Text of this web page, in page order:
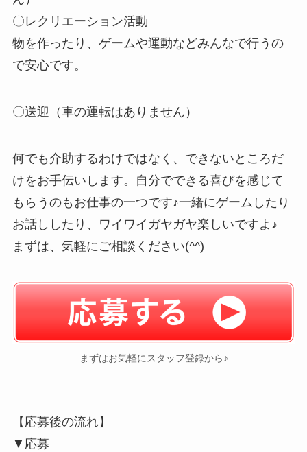
〇レクリエーション活動
物を作ったり、ゲームや運動などみんなで行うの
で安心です。
〇送迎（車の運転はありません）
何でも介助するわけではなく、できないところだ
けをお手伝いします。自分でできる喜びを感じて
もらうのもお仕事の一つです♪一緒にゲームしたり
お話ししたり、ワイワイガヤガヤ楽しいですよ♪
まずは、気軽にご相談ください(^^)
まずはお気軽にスタッフ登録から♪
【応募後の流れ】
▼応募